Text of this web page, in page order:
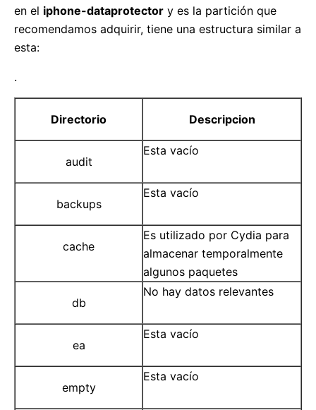
en el iphone-dataprotector y es la partición que
recomendamos adquirir, tiene una estructura similar a
esta:
.
Directorio Descripcion
audit
Esta vacío
backups
Esta vacío
cache
Es utilizado por Cydia para
almacenar temporalmente
algunos paquetes
db
No hay datos relevantes
ea
Esta vacío
empty
Esta vacío